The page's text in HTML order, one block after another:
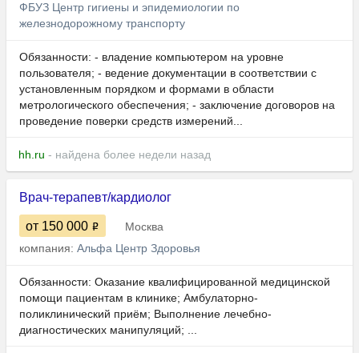
ФБУЗ Центр гигиены и эпидемиологии по
железнодорожному транспорту
Обязанности: - владение компьютером на уровне
пользователя; - ведение документации в соответствии с
установленным порядком и формами в области
метрологического обеспечения; - заключение договоров на
проведение поверки средств измерений...
hh.ru - найдена более недели назад
Врач-терапевт/кардиолог
от 150 000
Москва
компания: Альфа Центр Здоровья
Обязанности: Оказание квалифицированной медицинской
помощи пациентам в клинике; Амбулаторно-
поликлинический приём; Выполнение лечебно-
диагностических манипуляций; ...